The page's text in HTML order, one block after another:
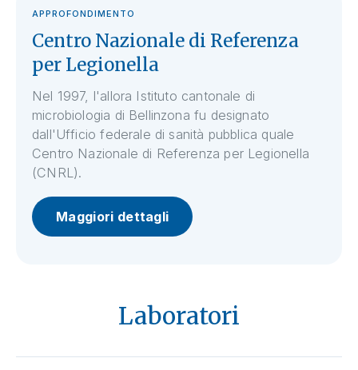
APPROFONDIMENTO
Centro Nazionale di Referenza
per Legionella
Nel 1997, l'allora Istituto cantonale di
microbiologia di Bellinzona fu designato
dall'Ufficio federale di sanità pubblica quale
Centro Nazionale di Referenza per Legionella
(CNRL).
Maggiori dettagli
Laboratori